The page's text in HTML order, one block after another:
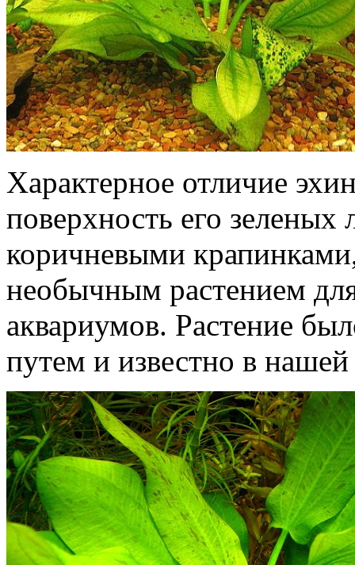
Характерное отличие
поверхность его
коричневыми
необычным растением
аквариумов. Растение
путем и известно в нашей